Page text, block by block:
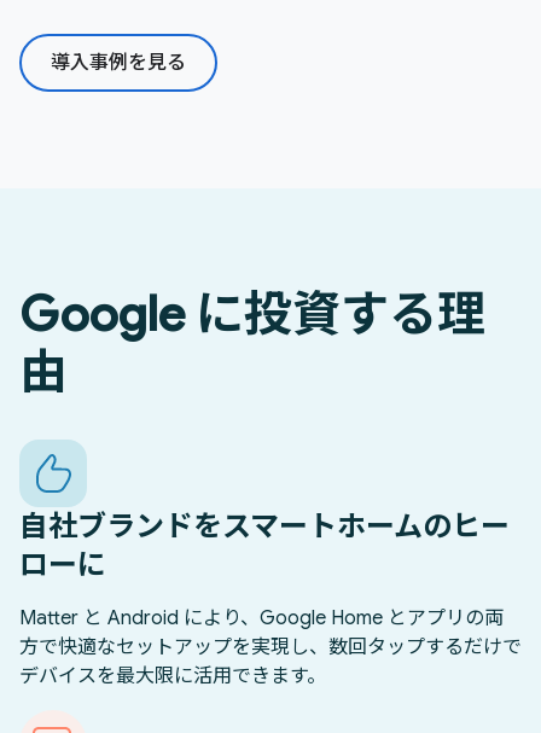
導入事例を見る
Google に投資する理
由
自社ブランドをスマートホームのヒー
ローに
Matter と Android により、Google Home とアプリの両
方で快適なセットアップを実現し、数回タップするだけで
デバイスを最大限に活用できます。